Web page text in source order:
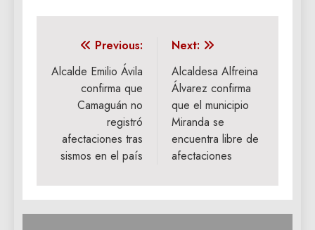
Navegación
de
entradas
Previous:
Alcalde Emilio Ávila
confirma que
Camaguán no
registró
afectaciones tras
sismos en el país
Next:
Alcaldesa Alfreina
Álvarez confirma
que el municipio
Miranda se
encuentra libre de
afectaciones